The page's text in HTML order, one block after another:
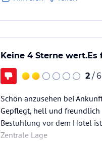
Keine 4 Sterne
2 / 6
Schön anzusehen bei
Gepflegt, hell und freundlich
Bestuhlung vor dem Hotel
Zentrale Lage